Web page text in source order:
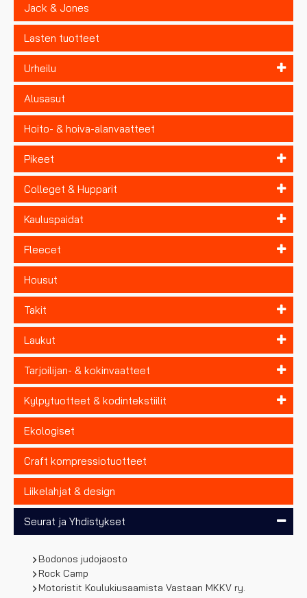
Jack & Jones
Lasten tuotteet
Urheilu
Alusasut
Hoito- & hoiva-alanvaatteet
Pikeet
Colleget & Hupparit
Kauluspaidat
Fleecet
Housut
Takit
Laukut
Tarjoilijan- & kokinvaatteet
Kylpytuotteet & kodintekstiilit
Ekologiset
Craft kompressiotuotteet
Liikelahjat & design
Seurat ja Yhdistykset
Bodonos judojaosto
Rock Camp
Motoristit Koulukiusaamista Vastaan MKKV ry.